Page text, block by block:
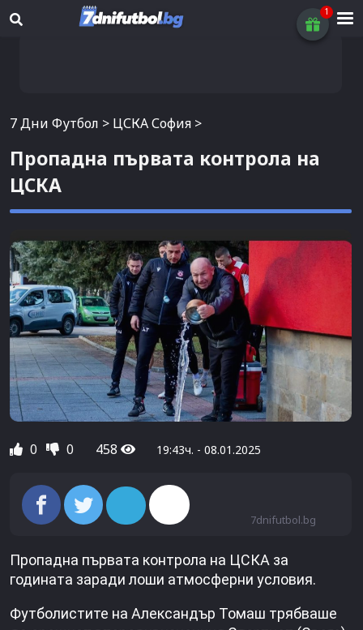
7 Дни Футбол > ЦСКА София >
Пропадна първата контрола на
ЦСКА
0 0 458 19:43ч. - 08.01.2025
7dnifutbol.bg
Пропадна първата контрола на ЦСКА за
годината заради лоши атмосферни условия.
Футболистите на Александър Томаш трябваше